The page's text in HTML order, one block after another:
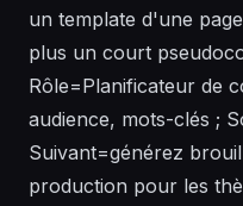
un template d'une
plus un court
Rôle=Planificateur de
audience, mots-clés ;
Suivant=générez
production pour les